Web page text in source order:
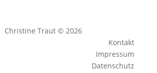
Christine Traut © 2026
Kontakt
Impressum
Datenschutz